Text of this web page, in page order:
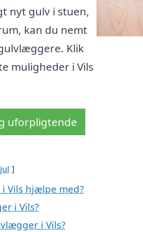
nyt gulv i stuen,
kan du nemt
Klik
muligheder i Vils
uforpligtende
Vils hjælpe med?
i Vils?
i Vils?